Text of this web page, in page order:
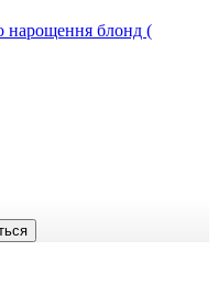
нарощення блонд (